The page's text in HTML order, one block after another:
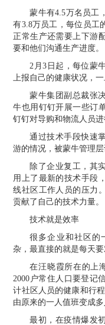
蒙牛有4.5万名员工
有3.8万员工，每位员工
正常生产还需要上下游
要和他们沟通生产进度。
2月3日起，每位蒙
上报自己的健康状况，
蒙牛集团副总裁张
牛也用钉钉开展一些订
钉钉对导购和物流人员
通过技术手段快速
游的情况，被蒙牛管理
除了企业复工，其
用上了最新的技术手段
线社区工作人员的压力
贡献了自己的技术力量。
技术就是效率
很多企业和社区的
杂，最直接的就是每天
在汪晓霞所在的上
2000户常住人口要登记
计社区人员的健康和行
由原来的一人值班变成多
最初，在疫情爆发